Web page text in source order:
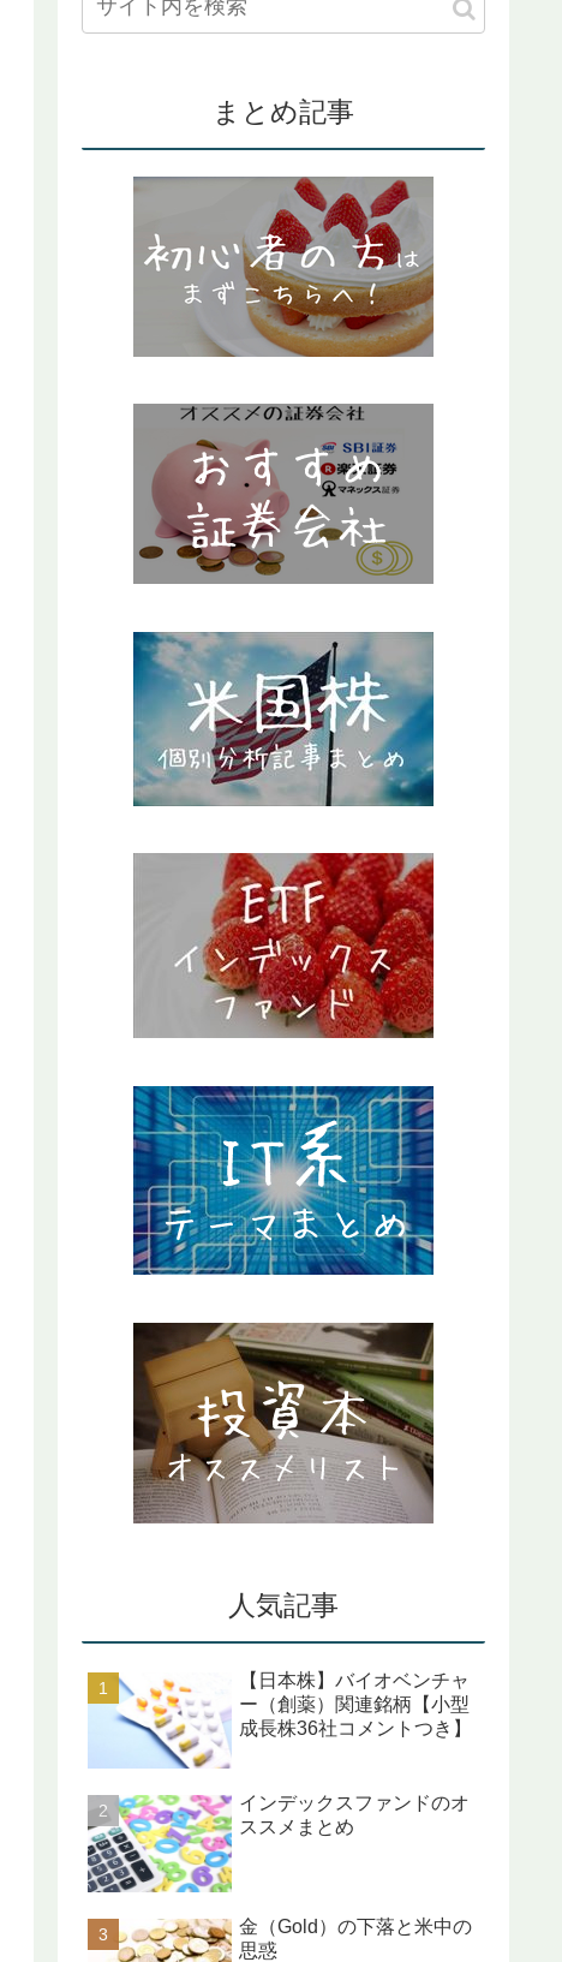
まとめ記事
人気記事
【日本株】バイオベンチャ
ー（創薬）関連銘柄【小型
成長株36社コメントつき】
インデックスファンドのオ
ススメまとめ
金（Gold）の下落と米中の
思惑